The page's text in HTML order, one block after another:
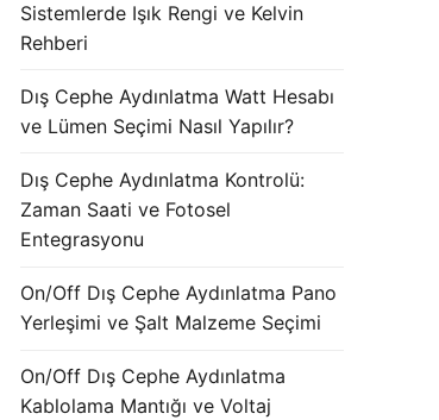
Sistemlerde Işık Rengi ve Kelvin
Rehberi
Dış Cephe Aydınlatma Watt Hesabı
ve Lümen Seçimi Nasıl Yapılır?
Dış Cephe Aydınlatma Kontrolü:
Zaman Saati ve Fotosel
Entegrasyonu
On/Off Dış Cephe Aydınlatma Pano
Yerleşimi ve Şalt Malzeme Seçimi
On/Off Dış Cephe Aydınlatma
Kablolama Mantığı ve Voltaj